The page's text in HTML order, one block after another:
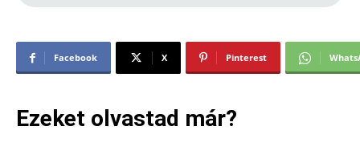
Facebook X Pinterest
Ezeket olvastad már?